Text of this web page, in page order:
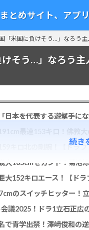
とめサイト、アプ
「米国に負けそう…」なろう主
そう…」なろう主
日本を代表する遊撃手に
キロ北の剛腕！【ドラフ
大163cmセカンド！菊池
大152キロエース！【ドラ
会議2025！ドラ1立石正広
で青学出禁！澤﨑俊和の
続き